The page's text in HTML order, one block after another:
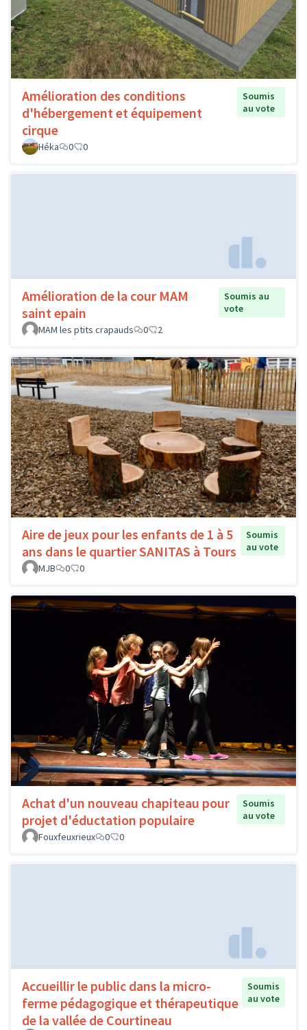
Amélioration des conditions
d'hébergement et équipement
cirque
Soumis
au vote
Héka 0 0
Amélioration de la cour MAM
saint epain
Soumis au
vote
MAM les ptits crapauds
0 2
Aire de jeux pour les enfants de 1 à 5
ans dans le quartier SANITAS à Tours
Soumis
au vote
MJB
0 0
Achat d'un nouveau chapiteau pour
projet d'éductation populaire
Soumis
au vote
Fouxfeuxrieux
0 0
Accueillir le public dans la micro-
ferme pédagogique et thérapeutique
de la vallée de Courtineau
Soumis
au vote